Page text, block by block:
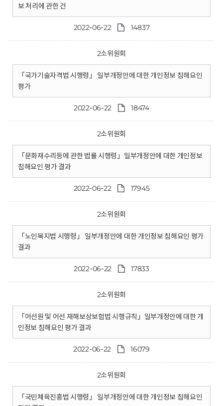
보 처리에 관한 건
2022-06-22 14837
2소위원회
「국가기술자격법 시행령」 일부개정안에 대한 개인정보 침해요인
평가
2022-06-22 18474
2소위원회
「문화재수리등에 관한 법률 시행령」일부개정안에 대한 개인정보
침해요인 평가 결과
2022-06-22 17945
2소위원회
「노인복지법 시행령」 일부개정안에 대한 개인정보 침해요인 평가
결과
2022-06-22 17833
2소위원회
「어선원 및 어선 재해보상보험법 시행규칙」일부개정안에 대한 개
인정보 침해요인 평가 결과
2022-06-22 16079
2소위원회
「국민체육진흥법 시행령」 일부개정안에 대한 개인정보 침해요인